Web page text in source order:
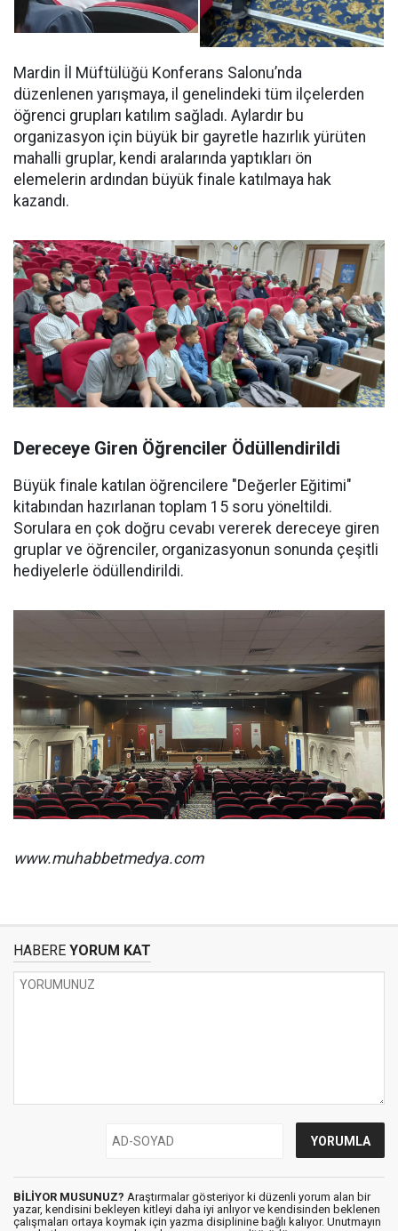
Mardin İl Müftülüğü Konferans Salonu’nda
düzenlenen yarışmaya, il genelindeki tüm ilçelerden
öğrenci grupları katılım sağladı. Aylardır bu
organizasyon için büyük bir gayretle hazırlık yürüten
mahalli gruplar, kendi aralarında yaptıkları ön
elemelerin ardından büyük finale katılmaya hak
kazandı.
Dereceye Giren Öğrenciler Ödüllendirildi
Büyük finale katılan öğrencilere "Değerler Eğitimi"
kitabından hazırlanan toplam 15 soru yöneltildi.
Sorulara en çok doğru cevabı vererek dereceye giren
gruplar ve öğrenciler, organizasyonun sonunda çeşitli
hediyelerle ödüllendirildi.
www.muhabbetmedya.com
HABERE YORUM KAT
BİLİYOR MUSUNUZ? Araştırmalar gösteriyor ki düzenli yorum alan bir
yazar, kendisini bekleyen kitleyi daha iyi anlıyor ve kendisinden beklenen
çalışmaları ortaya koymak için yazma disiplinine bağlı kalıyor. Unutmayın